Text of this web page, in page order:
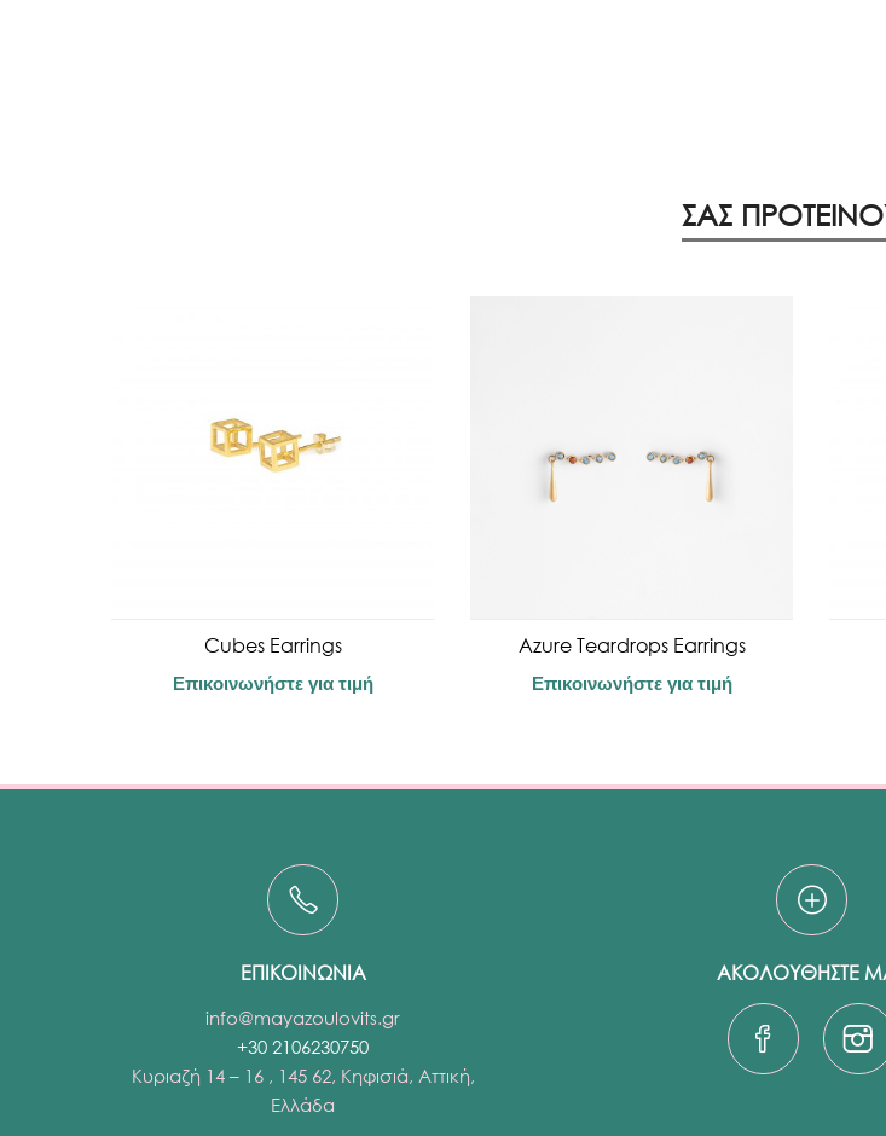
ΣΑΣ
Cubes Earrings
Επικοινωνήστε για τιμή
Azure Teardrops Earrings
Επικοινωνήστε για τιμή
ΕΠΙΚΟΙΝΩΝΙΑ
info@mayazoulovits.gr
+30 2106230750
Κυριαζή 14 – 16 , 145 62, Κηφισιά, Αττική,
Ελλάδα
ΑΚΟΛΟΥΘΗΣΤΕ